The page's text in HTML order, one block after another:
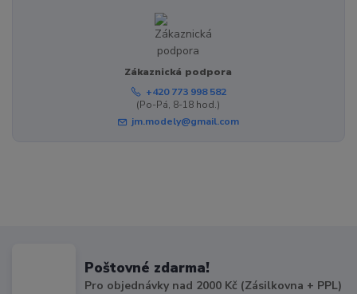
Zákaznická podpora
+420 773 998 582
(Po-Pá, 8-18 hod.)
jm.modely@gmail.com
Poštovné zdarma!
Pro objednávky nad 2000 Kč (Zásilkovna + PPL)